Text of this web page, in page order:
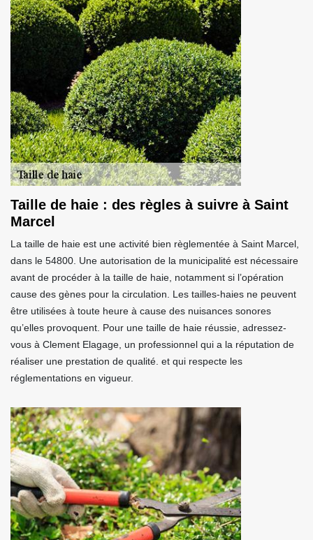
Taille de haie : des règles à suivre à Saint
Marcel
La taille de haie est une activité bien règlementée à Saint Marcel,
dans le 54800. Une autorisation de la municipalité est nécessaire
avant de procéder à la taille de haie, notamment si l’opération
cause des gènes pour la circulation. Les tailles-haies ne peuvent
être utilisées à toute heure à cause des nuisances sonores
qu’elles provoquent. Pour une taille de haie réussie, adressez-
vous à Clement Elagage, un professionnel qui a la réputation de
réaliser une prestation de qualité. et qui respecte les
réglementations en vigueur.